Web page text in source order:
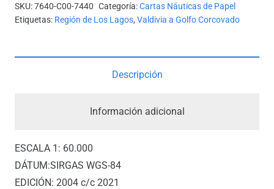
-
SKU:7640-C00-7440 Categoría:Cartas Náuticas de Papel
Etiquetas: Región de Los Lagos, Valdivia a Golfo Corcovado
Descripción
Información adicional
ESCALA 1: 60.000
DÁTUM:SIRGAS WGS-84
EDICIÓN: 2004 c/c 2021